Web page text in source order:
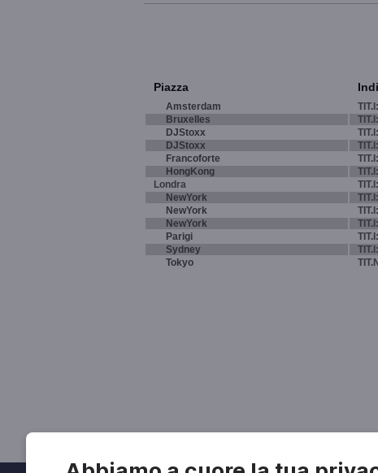
Piazza
Amsterdam
Bruxelles
DJStoxx
DJStoxx
Francoforte
HongKong
Londra
NewYork
NewYork
NewYork
Parigi
Sydney
Tokyo